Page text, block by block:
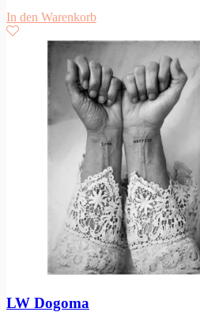
In den Warenkorb
LW Dogoma